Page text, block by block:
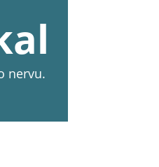
nervu.